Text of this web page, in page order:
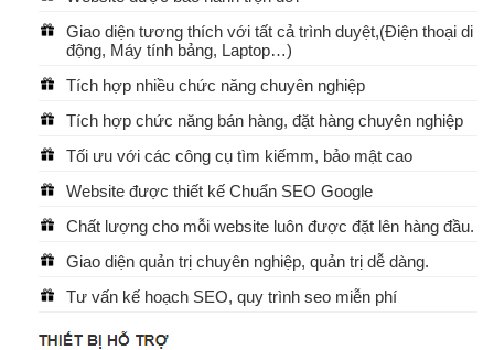
Giao diện tương thích với tất cả trình duyệt,(Điện thoại di
động, Máy tính bảng, Laptop…)
Tích hợp nhiều chức năng chuyên nghiệp
Tích hợp chức năng bán hàng, đặt hàng chuyên nghiệp
Tối ưu với các công cụ tìm kiếmm, bảo mật cao
Website được thiết kế Chuẩn SEO Google
Chất lượng cho mỗi website luôn được đặt lên hàng đầu.
Giao diện quản trị chuyên nghiệp, quản trị dễ dàng.
Tư vấn kế hoạch SEO, quy trình seo miễn phí